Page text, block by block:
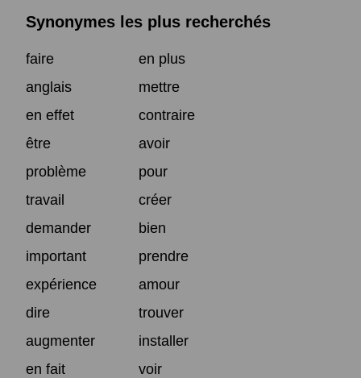
Synonymes les plus recherchés
faire
en plus
anglais
mettre
en effet
contraire
être
avoir
problème
pour
travail
créer
demander
bien
important
prendre
expérience
amour
dire
trouver
augmenter
installer
en fait
voir